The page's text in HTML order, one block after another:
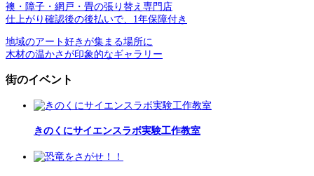
襖・障子・網戸・畳の張り替え専門店
仕上がり確認後の後払いで、1年保障付き
地域のアート好きが集まる場所に
木材の温かさが印象的なギャラリー
街のイベント
きのくにサイエンスラボ実験工作教室